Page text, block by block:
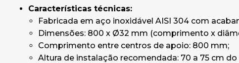
Características técnicas:
Fabricada em aço inoxidável AISI 304 com
Dimensões: 800 x Ø32 mm (comprimento x
Comprimento entre centros de apoio: 800 mm;
Altura de instalação recomendada: 70 a 75 cm do